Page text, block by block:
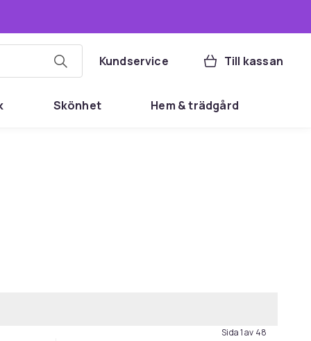
Kundservice Till kassan
Skönhet Hem & trädgård
Sida 1 av 48